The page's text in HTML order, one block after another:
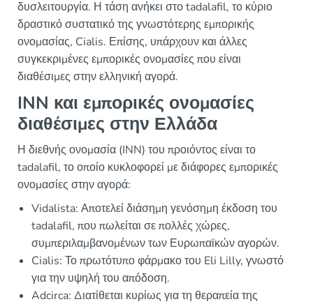
δυσλειτουργία. Η τάση ανήκει στο tadalafil, το κύριο
δραστικό συστατικό της γνωστότερης εμπορικής
ονομασίας, Cialis. Επίσης, υπάρχουν και άλλες
συγκεκριμένες εμπορικές ονομασίες που είναι
διαθέσιμες στην ελληνική αγορά.
INN και εμπορικές ονομασίες
διαθέσιμες στην Ελλάδα
Η διεθνής ονομασία (INN) του προιόντος είναι το
tadalafil, το οποίο κυκλοφορεί με διάφορες εμπορικές
ονομασίες στην αγορά:
Vidalista: Αποτελεί διάσημη γενόσημη έκδοση του
tadalafil, που πωλείται σε πολλές χώρες,
συμπεριλαμβανομένων των Ευρωπαϊκών αγορών.
Cialis: Το πρωτότυπο φάρμακο του Eli Lilly, γνωστό
για την υψηλή του απόδοση.
Adcirca: Διατίθεται κυρίως για τη θεραπεία της